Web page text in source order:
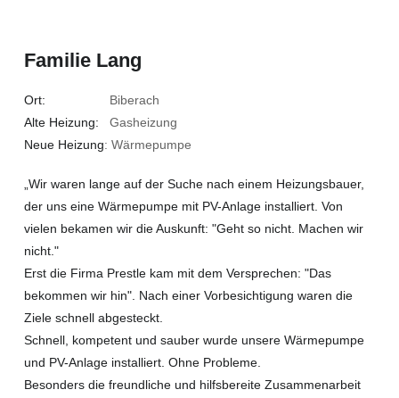
Familie Lang
Ort: Biberach
Alte Heizung: Gasheizung
Neue Heizung: Wärmepumpe
„Wir waren lange auf der Suche nach einem Heizungsbauer,
der uns eine Wärmepumpe mit PV-Anlage installiert. Von
vielen bekamen wir die Auskunft: "Geht so nicht. Machen wir
nicht."
Erst die Firma Prestle kam mit dem Versprechen: "Das
bekommen wir hin". Nach einer Vorbesichtigung waren die
Ziele schnell abgesteckt.
Schnell, kompetent und sauber wurde unsere Wärmepumpe
und PV-Anlage installiert. Ohne Probleme.
Besonders die freundliche und hilfsbereite Zusammenarbeit